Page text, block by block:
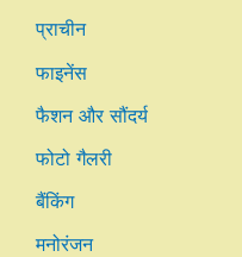
प्राचीन
फाइनेंस
फैशन और सौंदर्य
फोटो गैलरी
बैंकिंग
मनोरंजन